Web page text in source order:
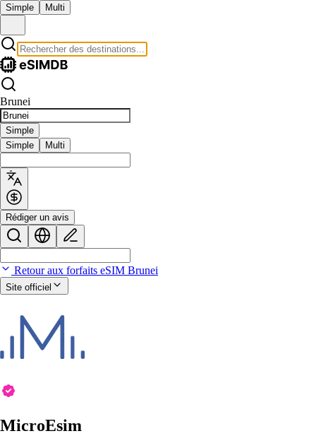
Simple Multi
Brunei
Simple
Simple
Multi
Rédiger un avis
Retour aux forfaits eSIM Brunei
Site officiel
MicroEsim